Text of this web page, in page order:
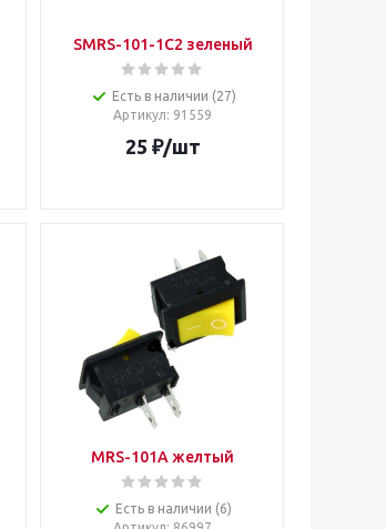
SMRS-101-1C2 зеленый
Есть в наличии (27)
Артикул: 91559
25 ₽/шт
MRS-101A желтый
Есть в наличии (6)